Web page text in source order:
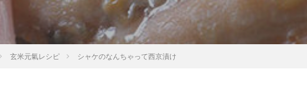
玄米元氣レシピ シャケのなんちゃって西京漬け